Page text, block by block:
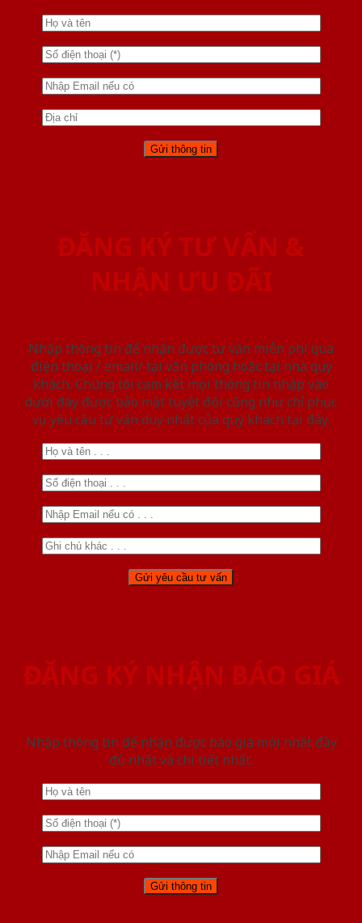
ĐĂNG KÝ TƯ VẤN &
NHẬN ƯU ĐÃI
Nhập thông tin để nhận được tư vấn miễn phí qua
điện thoại / email/ tại văn phòng hoặc tại nhà quý
khách. Chúng tôi cam kết mọi thông tin nhập vào
dưới đây được bảo mật tuyệt đối cũng như chỉ phục
vụ yêu cầu tư vấn duy nhất của quý khách tại đây.
ĐĂNG KÝ NHẬN BÁO GIÁ
Nhập thông tin để nhận được báo giá mới nhât đầy
đủ nhất và chi tiết nhất.